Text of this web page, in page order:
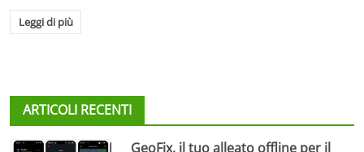
Leggi di più
ARTICOLI RECENTI
GeoFix, il tuo alleato offline per il